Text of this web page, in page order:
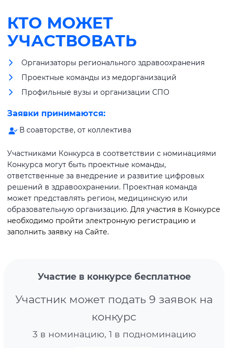
КТО МОЖЕТ
УЧАСТВОВАТЬ
Организаторы регионального здравоохранения
Проектные команды из медорганизаций
Профильные вузы и организации СПО
Заявки принимаются:
В соавторстве, от коллектива
Участниками Конкурса в соответствии с номинациями
Конкурса могут быть проектные команды,
ответственные за внедрение и развитие цифровых
решений в здравоохранении. Проектная команда
может представлять регион, медицинскую или
образовательную организацию. Для участия в Конкурсе
необходимо пройти электронную регистрацию и
заполнить заявку на Сайте.
Участие в конкурсе бесплатное
Участник может подать 9 заявок на
конкурс
3 в номинацию, 1 в подноминацию